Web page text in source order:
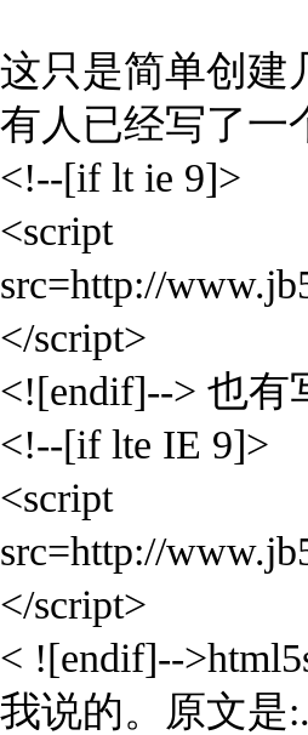
这只是简单创建
有人已经写了一
<!--[if lt ie 9]>
<script
src=http://
</script>
<![endif]--> 也有
<!--[if lte IE 9]>
<script
src=http://
</script>
< ![endif]--
我说的。原文是